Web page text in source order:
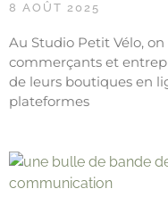
8 AOÛT 2025
Au Studio Petit Vélo,
commerçants et
de leurs boutiques en
plateformes